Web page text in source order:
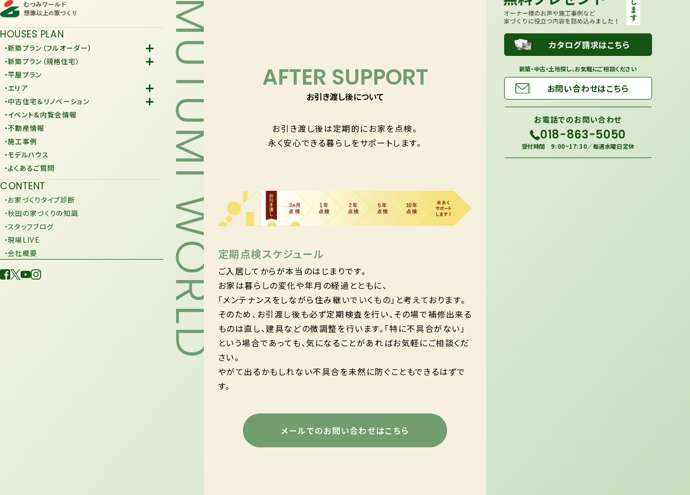
HOUSES PLAN
・新築プラン（フルオーダー）
-Fiore
・新築プラン（規格住宅）
-規格住宅
-KURAFIT
-JiU
・平屋プラン
・エリア
-潟上市
-由利本荘市
・中古住宅＆リノベーション
-中古住宅
-リノベーション
・イベント&内覧会情報
・不動産情報
・施工事例
・モデルハウス
・よくあるご質問
CONTENT
・お家づくりタイプ診断
・秋田の家づくりの知識
・スタッフブログ
・現場LIVE
・会社概要
MUTUMI WORLD カタログ請求はこちら
新築・中古・土地探し、お気軽にご相談ください
お問い合わせはこちら
お電話でのお問い合わせ
018-863-5050
受付時間 9:00~17:30／毎週水曜日定休
AFTER SUPPORT
お引き渡し後について
お引き渡し後は定期的にお家を点検。
永く安心できる暮らしをサポートします。
定期点検スケジュール
ご入居してからが本当のはじまりです。
お家は暮らしの変化や年月の経過とともに、
「メンテナンスをしながら住み継いでいくもの」と考えております。
そのため、お引渡し後も必ず定期検査を行い、その場で補修出来る
ものは直し、建具などの微調整を行います。「特に不具合がない」
という場合であっても、気になることがあればお気軽にご相談くだ
さい。
やがて出るかもしれない不具合を未然に防ぐこともできるはずで
す。
メールでのお問い合わせはこちら